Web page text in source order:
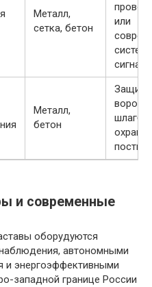
Металл,
сетка, бетон
или
Металл,
бетон
ворота,
посты
и современные
оборудуются
автономными
и энергоэффективными
западной границе России